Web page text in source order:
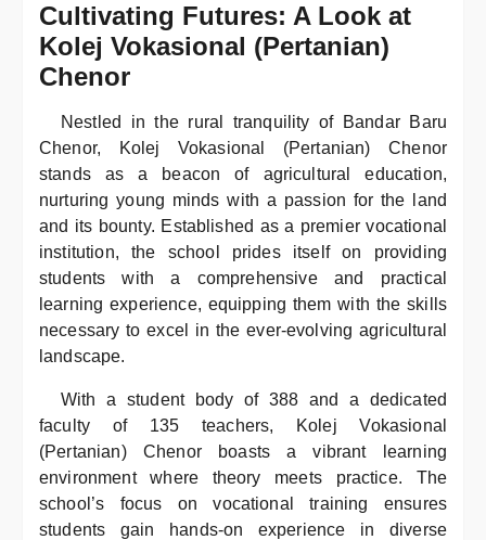
Cultivating Futures: A Look at
Kolej Vokasional (Pertanian)
Chenor
Nestled in the rural tranquility of Bandar Baru
Chenor, Kolej Vokasional (Pertanian) Chenor
stands as a beacon of agricultural education,
nurturing young minds with a passion for the land
and its bounty. Established as a premier vocational
institution, the school prides itself on providing
students with a comprehensive and practical
learning experience, equipping them with the skills
necessary to excel in the ever-evolving agricultural
landscape.
With a student body of 388 and a dedicated
faculty of 135 teachers, Kolej Vokasional
(Pertanian) Chenor boasts a vibrant learning
environment where theory meets practice. The
school’s focus on vocational training ensures
students gain hands-on experience in diverse